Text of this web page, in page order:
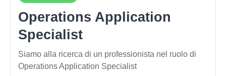
Operations Application
Specialist
Siamo alla ricerca di un professionista nel ruolo di
Operations Application Specialist